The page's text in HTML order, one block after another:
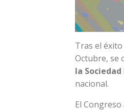
Tras el
Octubre, se
la
nacional.
El